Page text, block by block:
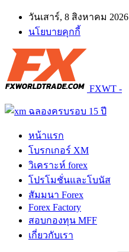
วันเสาร์, 8 สิงหาคม 2026
นโยบายคุกกี้
FXWT -
หน้าแรก
โบรกเกอร์ XM
วิเคราะห์ forex
โปรโมชั่นและโบนัส
สัมมนา Forex
Forex Factory
สอบกองทุน MFF
เกี่ยวกับเรา